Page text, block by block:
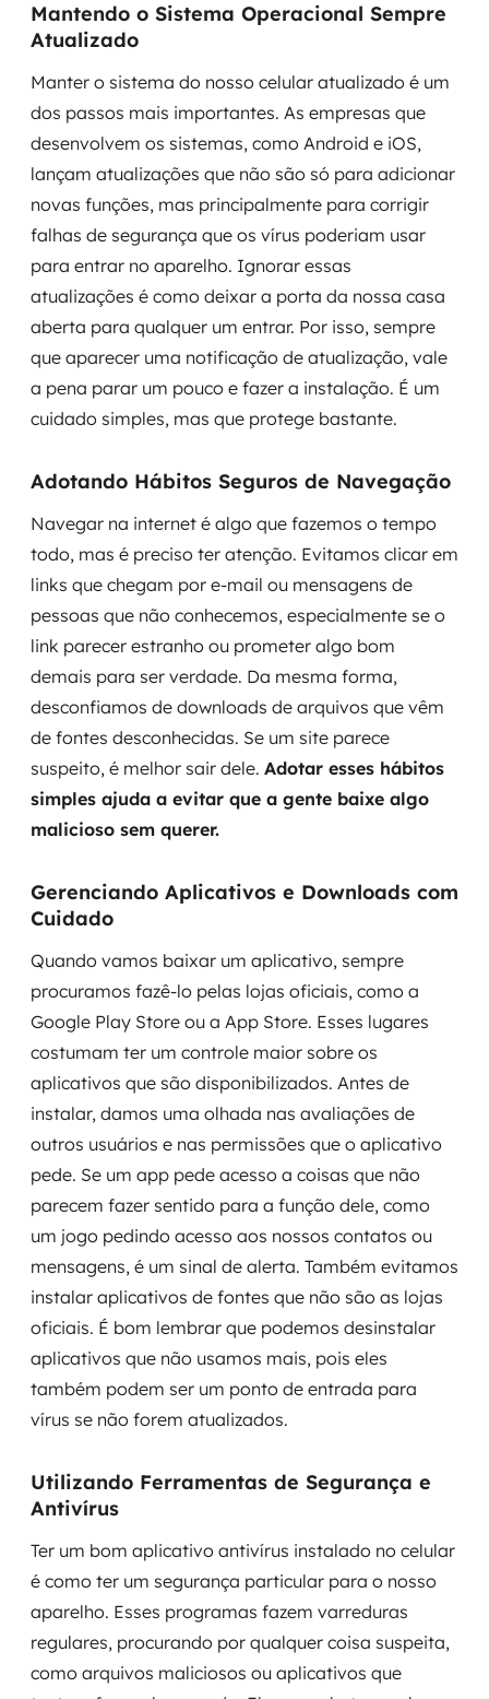
Mantendo o Sistema Operacional Sempre
Atualizado
Manter o sistema do nosso celular atualizado é um
dos passos mais importantes. As empresas que
desenvolvem os sistemas, como Android e iOS,
lançam atualizações que não são só para adicionar
novas funções, mas principalmente para corrigir
falhas de segurança que os vírus poderiam usar
para entrar no aparelho. Ignorar essas
atualizações é como deixar a porta da nossa casa
aberta para qualquer um entrar. Por isso, sempre
que aparecer uma notificação de atualização, vale
a pena parar um pouco e fazer a instalação. É um
cuidado simples, mas que protege bastante.
Adotando Hábitos Seguros de Navegação
Navegar na internet é algo que fazemos o tempo
todo, mas é preciso ter atenção. Evitamos clicar em
links que chegam por e-mail ou mensagens de
pessoas que não conhecemos, especialmente se o
link parecer estranho ou prometer algo bom
demais para ser verdade. Da mesma forma,
desconfiamos de downloads de arquivos que vêm
de fontes desconhecidas. Se um site parece
suspeito, é melhor sair dele. Adotar esses hábitos
simples ajuda a evitar que a gente baixe algo
malicioso sem querer.
Gerenciando Aplicativos e Downloads com
Cuidado
Quando vamos baixar um aplicativo, sempre
procuramos fazê-lo pelas lojas oficiais, como a
Google Play Store ou a App Store. Esses lugares
costumam ter um controle maior sobre os
aplicativos que são disponibilizados. Antes de
instalar, damos uma olhada nas avaliações de
outros usuários e nas permissões que o aplicativo
pede. Se um app pede acesso a coisas que não
parecem fazer sentido para a função dele, como
um jogo pedindo acesso aos nossos contatos ou
mensagens, é um sinal de alerta. Também evitamos
instalar aplicativos de fontes que não são as lojas
oficiais. É bom lembrar que podemos desinstalar
aplicativos que não usamos mais, pois eles
também podem ser um ponto de entrada para
vírus se não forem atualizados.
Utilizando Ferramentas de Segurança e
Antivírus
Ter um bom aplicativo antivírus instalado no celular
é como ter um segurança particular para o nosso
aparelho. Esses programas fazem varreduras
regulares, procurando por qualquer coisa suspeita,
como arquivos maliciosos ou aplicativos que